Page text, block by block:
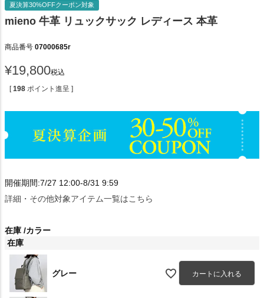
夏決算30%OFFクーポン対象
mieno 牛革 リュックサック レディース 本革
商品番号 07000685r
¥19,800税込
[ 198 ポイント進呈 ]
開催期間:7/27 12:00-8/31 9:59
詳細・その他対象アイテム一覧はこちら
在庫 カラー
在庫
グレー カートに入れる